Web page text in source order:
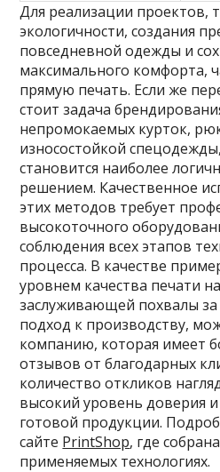
Для реализации проектов,
экологичности, создания
повседневной одежды и
максимального комфорта,
прямую печать. Если же
стоит задача
непромокаемых курток,
износостойкой
становится наиболее
решением. Качественное
этих методов требует
высокоточного
соблюдения всех этапов
процесса. В качестве
уровнем качества печати
заслуживающей похвалы
подход к производству,
компанию, которая имеет
отзывов от благодарных
количество откликов
высокий уровень доверия
готовой продукции.
сайте PrintShop, где
применяемых технологиях.